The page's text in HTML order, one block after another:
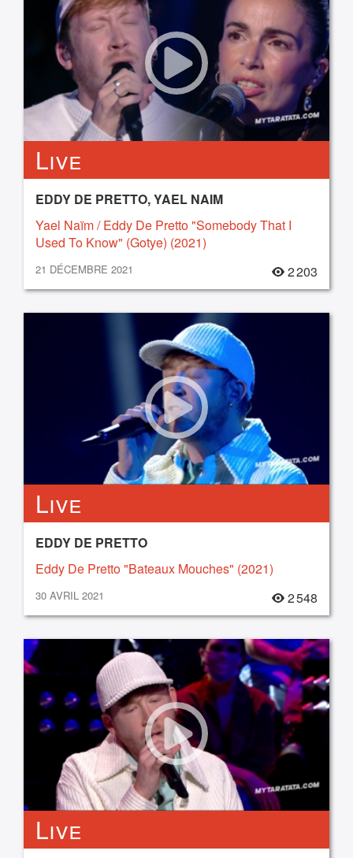
Live
EDDY DE PRETTO, YAEL NAIM
Yael Naïm / Eddy De Pretto "Somebody That I
Used To Know" (Gotye) (2021)
21 DÉCEMBRE 2021 2 203
Live
EDDY DE PRETTO
Eddy De Pretto "Bateaux Mouches" (2021)
30 AVRIL 2021 2 548
Live